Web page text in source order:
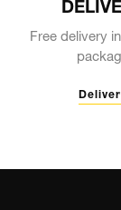
Free delivery